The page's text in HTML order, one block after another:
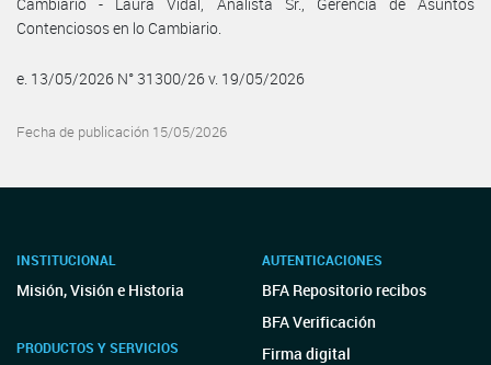
Contenciosos en lo Cambiario.
e. 13/05/2026 N° 31300/26 v. 19/05/2026
Fecha de publicación 15/05/2026
INSTITUCIONAL
Misión, Visión e Historia
PRODUCTOS Y SERVICIOS
AUTENTICACIONES
BFA Repositorio recibos
BFA Verificación
Firma digital